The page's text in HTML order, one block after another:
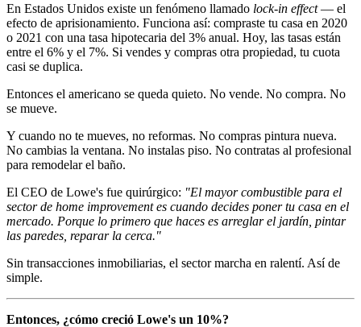
En Estados Unidos existe un fenómeno llamado lock-in effect— el
efecto de aprisionamiento. Funciona así: compraste tu casa en 2020
o 2021 con una tasa hipotecaria del 3% anual. Hoy, las tasas están
entre el 6% y el 7%. Si vendes y compras otra propiedad, tu cuota
casi se duplica.
Entonces el americano se queda quieto. No vende. No compra. No
se mueve.
Y cuando no te mueves, no reformas. No compras pintura nueva.
No cambias la ventana. No instalas piso. No contratas al profesional
para remodelar el baño.
El CEO de Lowe's fue quirúrgico: "El mayor combustible para el
sector de home improvement es cuando decides poner tu casa en el
mercado. Porque lo primero que haces es arreglar el jardín, pintar
las paredes, reparar la cerca."
Sin transacciones inmobiliarias, el sector marcha en ralentí. Así de
simple.
Entonces, ¿cómo creció Lowe's un 10%?